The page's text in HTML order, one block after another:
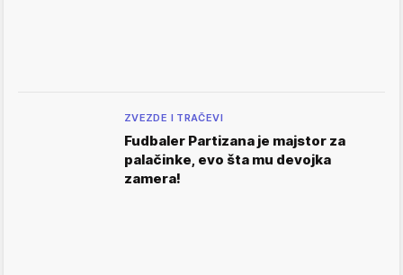
ZVEZDE I TRAČEVI
Fudbaler Partizana je majstor za
palačinke, evo šta mu devojka
zamera!